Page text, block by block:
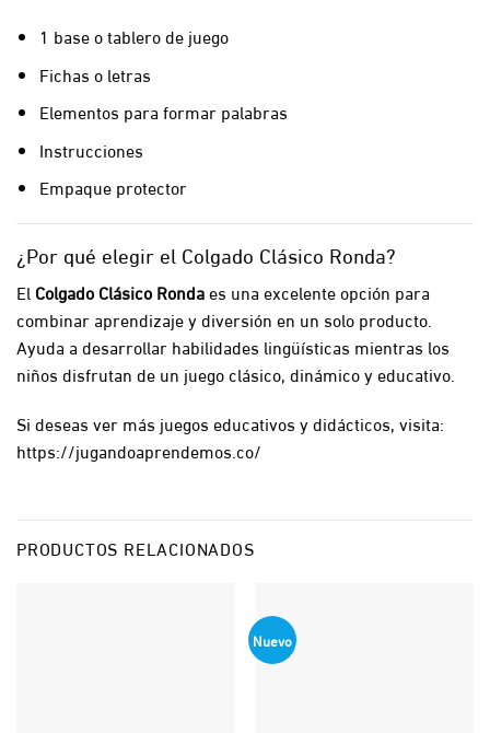
1 base o tablero de juego
Fichas o letras
Elementos para formar palabras
Instrucciones
Empaque protector
¿Por qué elegir el Colgado Clásico Ronda?
El Colgado Clásico Rondaes una excelente opción para
combinar aprendizaje y diversión en un solo producto.
Ayuda a desarrollar habilidades lingüísticas mientras los
niños disfrutan de un juego clásico, dinámico y educativo.
Si deseas ver más juegos educativos y didácticos, visita:
https://jugandoaprendemos.co/
PRODUCTOS RELACIONADOS
Nuevo